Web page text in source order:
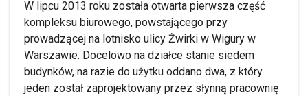
W lipcu 2013 roku została otwarta pierwsza część
kompleksu biurowego, powstającego przy
prowadzącej na lotnisko ulicy Żwirki w Wigury w
Warszawie. Docelowo na działce stanie siedem
budynków, na razie do użytku oddano dwa, z który
jeden został zaprojektowany przez słynną pracownię